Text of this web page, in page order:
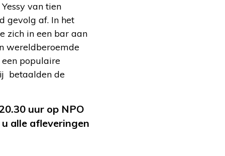
van tien
gevolg af. In het
zich in een bar aan
wereldberoemde
populaire
betaalden de
uur op NPO
alle afleveringen